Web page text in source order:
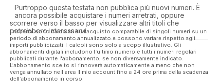
Purtroppo questa testata non pubblica più nuovi numeri. È
ancora possibile acquistare i numeri arretrati, oppure
scorrere verso il basso per visualizzare altri titoli che
potrebbero interessarvi.
I risparmi sono calcolati sull'acquisto comparabile di singoli numeri su un
periodo di abbonamento annualizzato e possono variare rispetto agli
importi pubblicizzati. I calcoli sono solo a scopo illustrativo. Gli
abbonamenti digitali includono l'ultimo numero e tutti i numeri regolari
pubblicati durante l'abbonamento, se non diversamente indicato.
L'abbonamento scelto si rinnoverà automaticamente a meno che non
venga annullato nell'area Il mio account fino a 24 ore prima della scadenza
dell'abbonamento in corso.